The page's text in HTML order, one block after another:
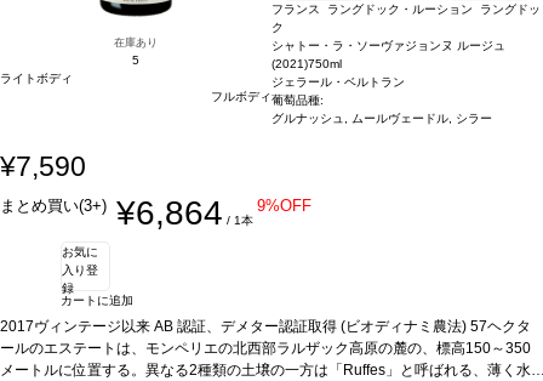
在庫あり
5
ライトボディ
フルボディ
フランス ラングドック・ルーション ラングドッ
ク
シャトー・ラ・ソーヴァジョンヌ ルージュ
(2021)750ml
ジェラール・ベルトラン
葡萄品種:
グルナッシュ, ムールヴェードル, シラー
¥7,590
まとめ買い(3+) ¥6,864 / 1本
9%OFF
お気に
入り登
録
カートに追加
2017ヴィンテージ以来 AB 認証、デメター認証取得 (ビオディナミ農法)57ヘクタ
ールのエステートは、モンペリエの北西部ラルザック高原の麓の、標高150～350
メートルに位置する。異なる2種類の土壌の一方は「Ruffes」と呼ばれる、薄く水